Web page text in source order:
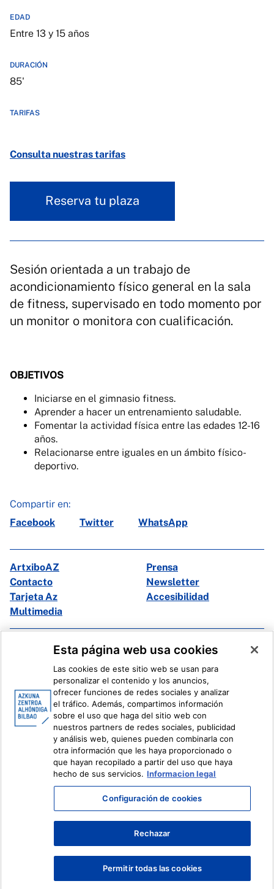
EDAD
Entre 13 y 15 años
DURACIÓN
85'
TARIFAS
Consulta nuestras tarifas
Reserva tu plaza
Sesión orientada a un trabajo de
acondicionamiento físico general en la sala
de fitness, supervisado en todo momento por
un monitor o monitora con cualificación.
OBJETIVOS
Iniciarse en el gimnasio fitness.
Aprender a hacer un entrenamiento saludable.
Fomentar la actividad física entre las edades 12-16
años.
Relacionarse entre iguales en un ámbito físico-
deportivo.
Compartir en:
Facebook
Twitter WhatsApp
ArtxiboAZ
Prensa
Contacto
Newsletter
Tarjeta Az
Accesibilidad
Multimedia
Facebook
X
Ivoox
Información legal Sistema Interno de Información
Esta página web usa cookies
Las cookies de este sitio web se usan para
personalizar el contenido y los anuncios,
ofrecer funciones de redes sociales y analizar
el tráfico. Además, compartimos información
sobre el uso que haga del sitio web con
nuestros partners de redes sociales, publicidad
y análisis web, quienes pueden combinarla con
otra información que les haya proporcionado o
que hayan recopilado a partir del uso que haya
hecho de sus servicios. Informacion legal
Configuración de cookies
Rechazar
Permitir todas las cookies